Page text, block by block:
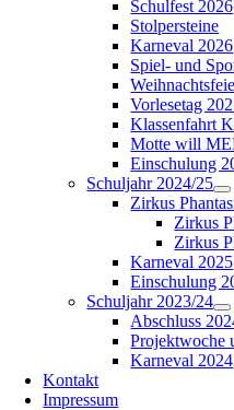
Schulfest 2026
Stolpersteine
Karneval 2026
Spiel- und
Vorlesetag
Klassenfahrt
Motte will
Einschulung
Schuljahr 2024/25
Zirkus
Zirkus
Zirkus
Karneval 2025
Einschulung
Schuljahr 2023/24
Abschluss
Projektwoche
Karneval 2024
Kontakt
Impressum